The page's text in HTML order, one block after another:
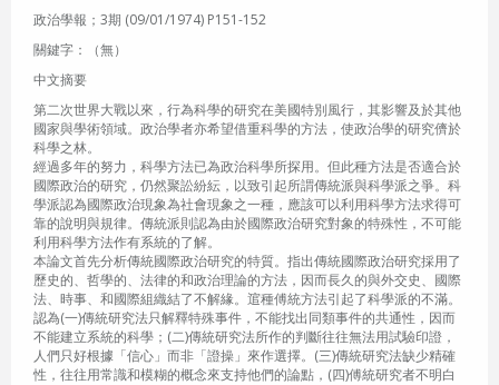
政治學報；3期 (09/01/1974) P151-152
關鍵字：（無）
中文摘要
第二次世界大戰以來，行為科學的研究在美國特別風行，其影響及於其他
國家與學術領域。政治學者亦希望借重科學的方法，使政治學的研究儕於
科學之林。
經過多年的努力，科學方法已為政治科學所探用。但此種方法是否適合於
國際政治的研究，仍然聚訟紛紜，以致引起所謂傳統派與科學派之爭。科
學派認為國際政治現象為社會現象之一種，應該可以利用科學方法求得可
靠的說明與規律。傳統派則認為由於國際政治研究對象的特殊性，不可能
利用科學方法作有系統的了解。
本論文首先分析傳統國際政治研究的特質。指出傳統國際政治研究採用了
歷史的、哲學的、法律的和政治理論的方法，因而長久的與外交史、國際
法、時事、和國際組織結了不解緣。逭種傅統方法引起了科學派的不滿。
認為(一)傳統研究法只解釋特殊事件，不能找出同類事件的共通性，因而
不能建立系統的科學；(二)傳統研究法所作的判斷往往無法用試驗印證，
人們只好根據「信心」而非「證操」來作選擇。(三)傳統研究法缺少精確
性，往往用常識和模糊的概念來支持他們的論點，(四)傅統研究者不明白